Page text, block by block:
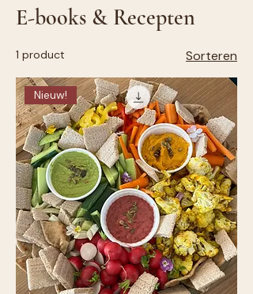
E-books & Recepten
1 product Sorteren
Nieuw!